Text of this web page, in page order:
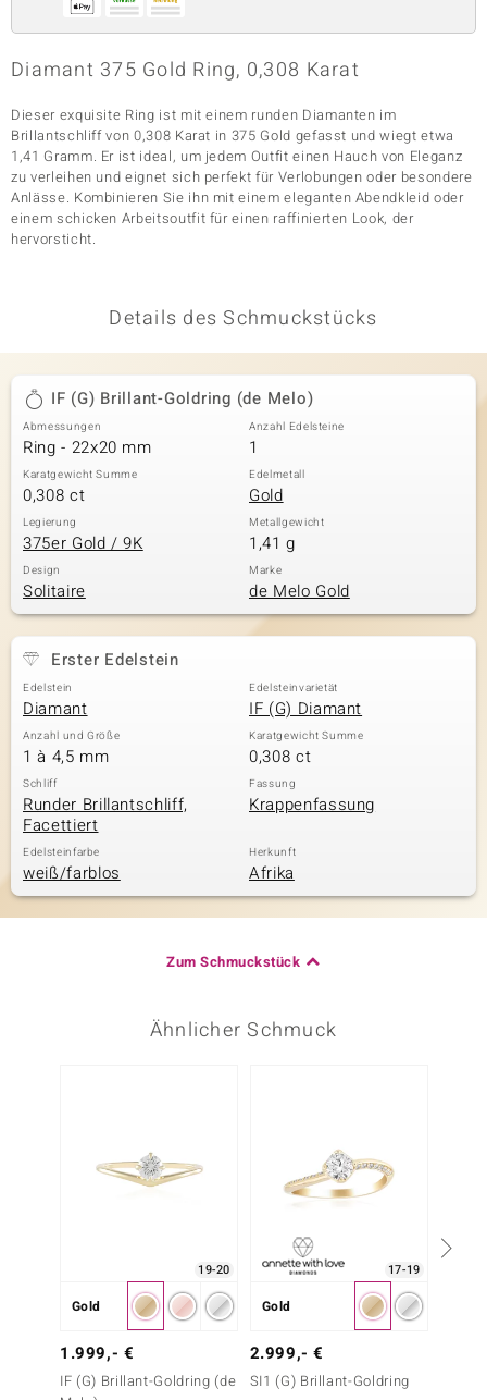
Classics
Diamant 375 Gold Ring, 0,308 Karat
Dieser exquisite Ring ist mit einem runden Diamanten im
Brillantschliff von 0,308 Karat in 375 Gold gefasst und wiegt etwa
1,41 Gramm. Er ist ideal, um jedem Outfit einen Hauch von Eleganz
zu verleihen und eignet sich perfekt für Verlobungen oder besondere
Anlässe. Kombinieren Sie ihn mit einem eleganten Abendkleid oder
einem schicken Arbeitsoutfit für einen raffinierten Look, der
hervorsticht.
Details des Schmuckstücks
IF (G) Brillant-Goldring (de Melo)
Abmessungen
Ring - 22x20 mm
Anzahl Edelsteine
1
Karatgewicht Summe
0,308 ct
Edelmetall
Gold
Legierung
375er Gold / 9K
Metallgewicht
1,41 g
Design
Solitaire
Marke
de Melo Gold
Erster Edelstein
Edelstein
Diamant
Edelsteinvarietät
IF (G) Diamant
Anzahl und Größe
1 à 4,5 mm
Karatgewicht Summe
0,308 ct
Schliff
Runder Brillantschliff,
Facettiert
Fassung
Krappenfassung
Edelsteinfarbe
weiß/farblos
Herkunft
Afrika
Zum Schmuckstück
Ähnlicher Schmuck
19-20
Gold
1.999,- €
IF (G) Brillant-Goldring (de
17-19
Gold
2.999,- €
SI1 (G) Brillant-Goldring